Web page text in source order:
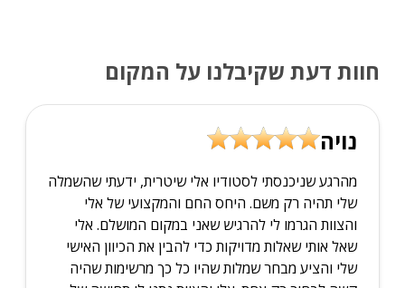
חוות דעת שקיבלנו על המקום
נויה
מהרגע שניכנסתי לסטודיו אלי שיטרית, ידעתי שהשמלה
שלי תהיה רק משם. היחס החם והמקצועי של אלי
והצוות הגרמו לי להרגיש שאני במקום המושלם. אלי
שאל אותי שאלות מדויקות כדי להבין את הכיוון האישי
שלי והציע מבחר שמלות שהיו כל כך מרשימות שהיה